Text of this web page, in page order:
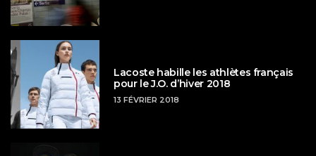
Lacoste habille les athlètes français
pour le J.O. d’hiver 2018
13 FÉVRIER 2018